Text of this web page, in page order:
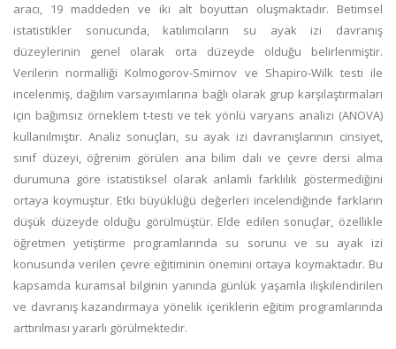
aracı, 19 maddeden ve iki alt boyuttan oluşmaktadır. Betimsel
istatistikler sonucunda, katılımcıların su ayak izi davranış
düzeylerinin genel olarak orta düzeyde olduğu belirlenmiştir.
Verilerin normalliği Kolmogorov-Smirnov ve Shapiro-Wilk testi ile
incelenmiş, dağılım varsayımlarına bağlı olarak grup karşılaştırmaları
için bağımsız örneklem t-testi ve tek yönlü varyans analizi (ANOVA)
kullanılmıştır. Analiz sonuçları, su ayak izi davranışlarının cinsiyet,
sınıf düzeyi, öğrenim görülen ana bilim dalı ve çevre dersi alma
durumuna göre istatistiksel olarak anlamlı farklılık göstermediğini
ortaya koymuştur. Etki büyüklüğü değerleri incelendiğinde farkların
düşük düzeyde olduğu görülmüştür. Elde edilen sonuçlar, özellikle
öğretmen yetiştirme programlarında su sorunu ve su ayak izi
konusunda verilen çevre eğitiminin önemini ortaya koymaktadır. Bu
kapsamda kuramsal bilginin yanında günlük yaşamla ilişkilendirilen
ve davranış kazandırmaya yönelik içeriklerin eğitim programlarında
arttırılması yararlı görülmektedir.